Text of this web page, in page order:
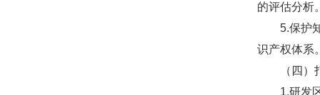
的评估分析
5.保护知
识产权体系
（四）打
1.研发区